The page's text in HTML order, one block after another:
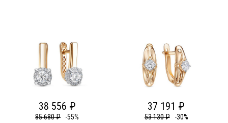
38 556 ₽
85 680 ₽ -55%
37 191 ₽
53 130 ₽ -30%